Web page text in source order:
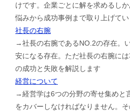
けです。企業ごとに解を求めるし
悩みから成功事例まで取り上げて
社長の右腕
→社長の右腕であるNO.2の存在。
安になる存在。ただ社長の右腕に
の成功と失敗を解説します
経営について
→経営学は6つの分野の寄せ集めと
をカバーしなければなりません。